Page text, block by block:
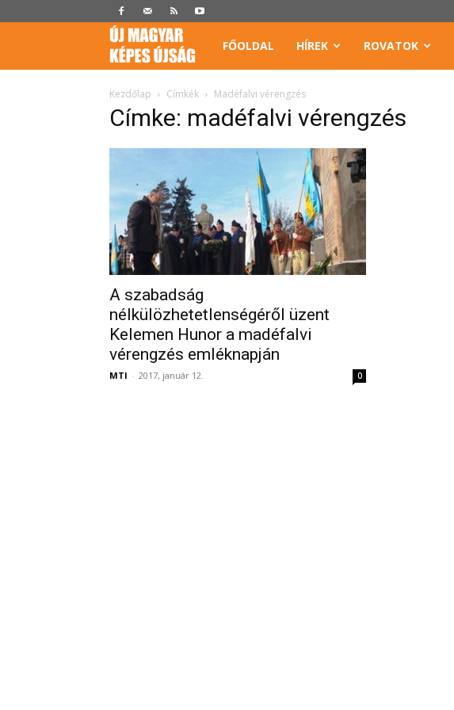
Képes
Újság
FŐOLDAL HÍREK ROVATOK
Kezdőlap Címkék Madéfalvi vérengzés
Címke: madéfalvi vérengzés
A szabadság
nélkülözhetetlenségéről üzent
Kelemen Hunor a madéfalvi
vérengzés emléknapján
MTI - 2017, január 12. 0